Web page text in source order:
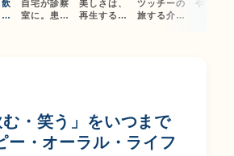
飲
自宅が診察
室に。患者
美しさは、
再生する。
ツッチーの
旅する介護
やさし
む・笑う」をいつまで
ー・オーラル・ライフ